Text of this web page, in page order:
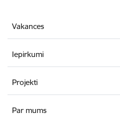
Vakances
Iepirkumi
Projekti
Par mums